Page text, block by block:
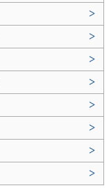
>
>
>
>
>
>
>
>